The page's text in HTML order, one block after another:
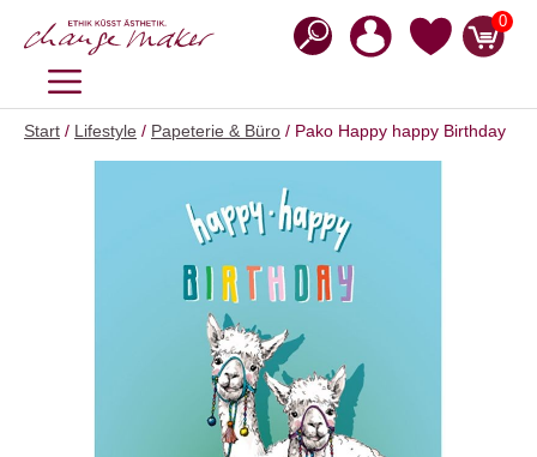
Inhalt
0
MENÜ
Start / Lifestyle / Papeterie & Büro / Pako Happy happy Birthday